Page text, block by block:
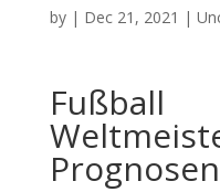
by | Dec 21, 2021 |
Fußball